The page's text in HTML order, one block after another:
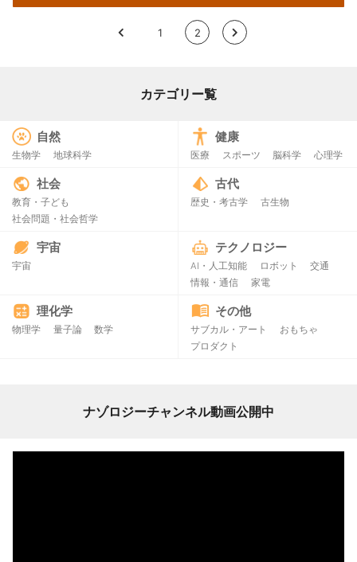
< 1 2 >
カテゴリー覧
自然
生物学 地球科学
健康
医療 スポーツ 脳科学 心理学
社会
教育・子ども
社会問題・社会哲学
古代
歴史・考古学 古生物
宇宙
宇宙
テクノロジー
AI・人工知能 ロボット
交通
情報・通信
家電
理化学
物理学 量子論 数学
その他
サブカル・アート
おもちゃ
プロダクト
ナゾロジーチャンネル動画公開中